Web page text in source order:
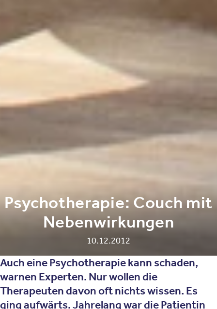
Psychotherapie: Couch mit
Nebenwirkungen
10.12.2012
Auch eine Psychotherapie kann schaden,
warnen Experten. Nur wollen die
Therapeuten davon oft nichts wissen. Es
ging aufwärts. Jahrelang war die Patientin